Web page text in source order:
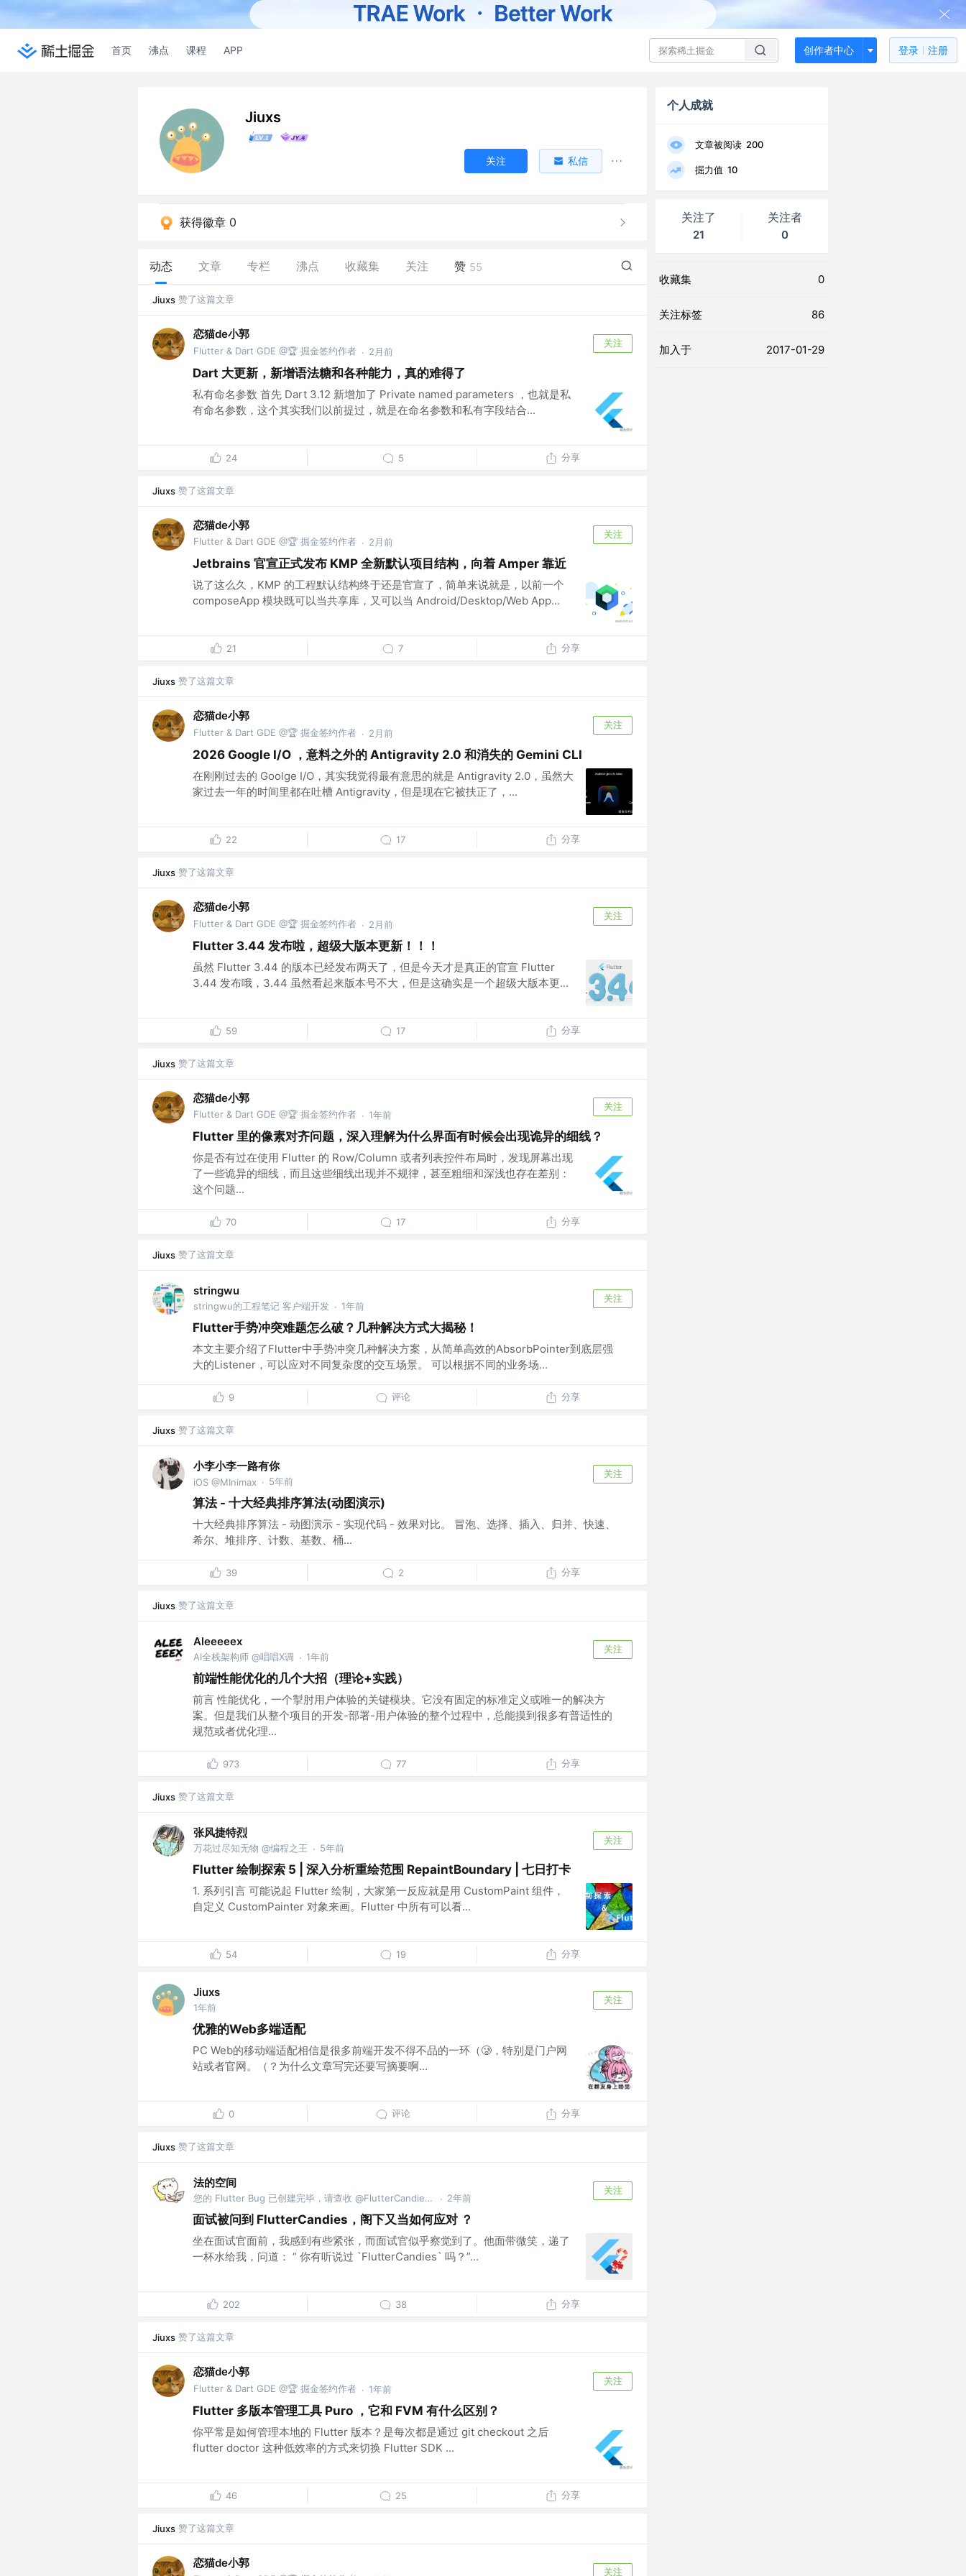
首页 沸点 课程 APP 创作者中心 登录 注册
Jiuxs
关注 私信
获得徽章 0
动态 文章 专栏 沸点 收藏集 关注 赞 55
Jiuxs 赞了这篇文章
恋猫de小郭
Flutter & Dart GDE @🏆 掘金签约作者 · 2月前
关注
Dart 大更新，新增语法糖和各种能力，真的难得了
私有命名参数 首先 Dart 3.12 新增加了 Private named parameters ，也就是私
有命名参数，这个其实我们以前提过，就是在命名参数和私有字段结合...
24 5 分享
Jiuxs 赞了这篇文章
恋猫de小郭
Flutter & Dart GDE @🏆 掘金签约作者 · 2月前
关注
Jetbrains 官宣正式发布 KMP 全新默认项目结构，向着 Amper 靠近
说了这么久，KMP 的工程默认结构终于还是官宣了，简单来说就是，以前一个
composeApp 模块既可以当共享库，又可以当 Android/Desktop/Web App...
21 7 分享
Jiuxs 赞了这篇文章
恋猫de小郭
Flutter & Dart GDE @🏆 掘金签约作者 · 2月前
关注
2026 Google I/O ，意料之外的 Antigravity 2.0 和消失的 Gemini CLI
在刚刚过去的 Goolge I/O，其实我觉得最有意思的就是 Antigravity 2.0，虽然大
家过去一年的时间里都在吐槽 Antigravity，但是现在它被扶正了，...
22 17 分享
Jiuxs 赞了这篇文章
恋猫de小郭
Flutter & Dart GDE @🏆 掘金签约作者 · 2月前
关注
Flutter 3.44 发布啦，超级大版本更新！！！
虽然 Flutter 3.44 的版本已经发布两天了，但是今天才是真正的官宣 Flutter
3.44 发布哦，3.44 虽然看起来版本号不大，但是这确实是一个超级大版本更...
59 17 分享
Jiuxs 赞了这篇文章
恋猫de小郭
Flutter & Dart GDE @🏆 掘金签约作者 · 1年前
关注
Flutter 里的像素对齐问题，深入理解为什么界面有时候会出现诡异的细线？
你是否有过在使用 Flutter 的 Row/Column 或者列表控件布局时，发现屏幕出现
了一些诡异的细线，而且这些细线出现并不规律，甚至粗细和深浅也存在差别：
这个问题...
70 17 分享
Jiuxs 赞了这篇文章
stringwu
stringwu的工程笔记 客户端开发 · 1年前
关注
Flutter手势冲突难题怎么破？几种解决方式大揭秘！
本文主要介绍了Flutter中手势冲突几种解决方案，从简单高效的AbsorbPointer到底层强
大的Listener，可以应对不同复杂度的交互场景。 可以根据不同的业务场...
9 评论 分享
Jiuxs 赞了这篇文章
小李小李一路有你
iOS @MInimax · 5年前
关注
算法 - 十大经典排序算法(动图演示)
十大经典排序算法 - 动图演示 - 实现代码 - 效果对比。 冒泡、选择、插入、归并、快速、
希尔、堆排序、计数、基数、桶...
39 2 分享
Jiuxs 赞了这篇文章
Aleeeeex
AI全栈架构师 @唱唱X调 · 1年前
关注
前端性能优化的几个大招（理论+实践）
前言 性能优化，一个掣肘用户体验的关键模块。它没有固定的标准定义或唯一的解决方
案。但是我们从整个项目的开发-部署-用户体验的整个过程中，总能摸到很多有普适性的
规范或者优化理...
973 77 分享
Jiuxs 赞了这篇文章
张风捷特烈
万花过尽知无物 @编程之王 · 5年前
关注
Flutter 绘制探索 5 | 深入分析重绘范围 RepaintBoundary | 七日打卡
1. 系列引言 可能说起 Flutter 绘制，大家第一反应就是用 CustomPaint 组件，
自定义 CustomPainter 对象来画。Flutter 中所有可以看...
54 19 分享
Jiuxs
1年前
关注
优雅的Web多端适配
PC Web的移动端适配相信是很多前端开发不得不品的一环（🥲，特别是门户网
站或者官网。（？为什么文章写完还要写摘要啊...
0 评论 分享
Jiuxs 赞了这篇文章
法的空间
您的 Flutter Bug 已创建完毕，请查收 @FlutterCandies QQ群:181398081 · 2年前
关注
面试被问到 FlutterCandies，阁下又当如何应对 ？
坐在面试官面前，我感到有些紧张，而面试官似乎察觉到了。他面带微笑，递了
一杯水给我，问道： “ 你有听说过 `FlutterCandies` 吗？”...
202 38 分享
Jiuxs 赞了这篇文章
恋猫de小郭
Flutter & Dart GDE @🏆 掘金签约作者 · 1年前
关注
Flutter 多版本管理工具 Puro ，它和 FVM 有什么区别？
你平常是如何管理本地的 Flutter 版本？是每次都是通过 git checkout 之后
flutter doctor 这种低效率的方式来切换 Flutter SDK ...
46 25 分享
Jiuxs 赞了这篇文章
恋猫de小郭
关注
个人成就
文章被阅读 200
掘力值 10
关注了
21
关注者
0
收藏集 0
关注标签 86
加入于 2017-01-29